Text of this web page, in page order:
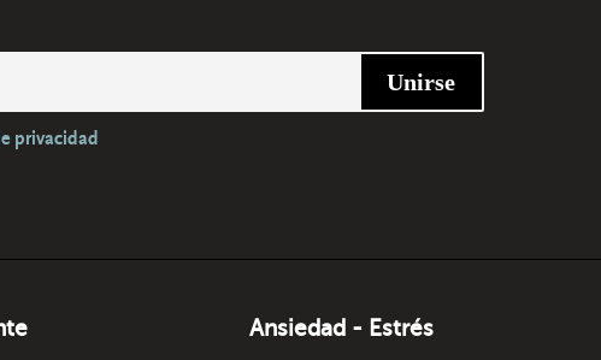
privacidad
Ansiedad - Estrés